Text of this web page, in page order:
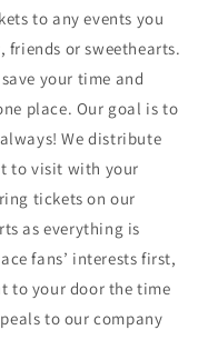
to any events you
or sweethearts.
your time and
place. Our goal is to
We distribute
to visit with your
tickets on our
as everything is
fans’ interests first,
to your door the time
to our company